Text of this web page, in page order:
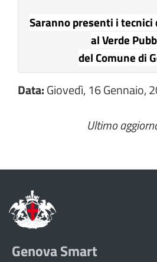
Saranno presenti i tecnici
al Verde
del Comune di
Data:Giovedì, 16 Gennaio,
Ultimo
Genova Smart